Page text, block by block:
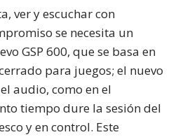
ver y escuchar con
se necesita un
GSP 600, que se basa en
para juegos; el nuevo
audio, como en el
tiempo dure la sesión del
y en control. Este